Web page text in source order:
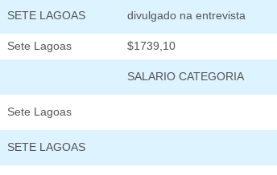
SETE LAGOAS divulgado na entrevista
Sete Lagoas $1739,10
SALARIO CATEGORIA
Sete Lagoas
SETE LAGOAS